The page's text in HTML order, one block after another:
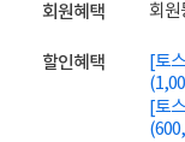
회원혜택 회원
할인혜택
[토
[토